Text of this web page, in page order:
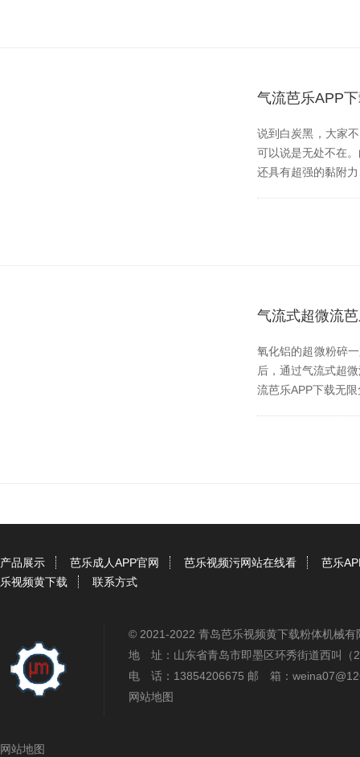
气流芭乐APP
说到白炭黑，大家
可以说是无处不在
还具有超强的黏附力
气流式超微流
氧化铝的超微粉碎一
后，通过气流式
流芭乐APP下载无限
产品展示 芭乐成人APP官网 芭乐视频污网站在线看
芭乐
乐视频黄下载
联系方式
© 2021-2022 青岛芭乐视频黄下载粉体机械
地 址：山东省青岛市即墨区环秀街道西叫
电 话：13854206675 邮 箱：
网站地图
网站地图